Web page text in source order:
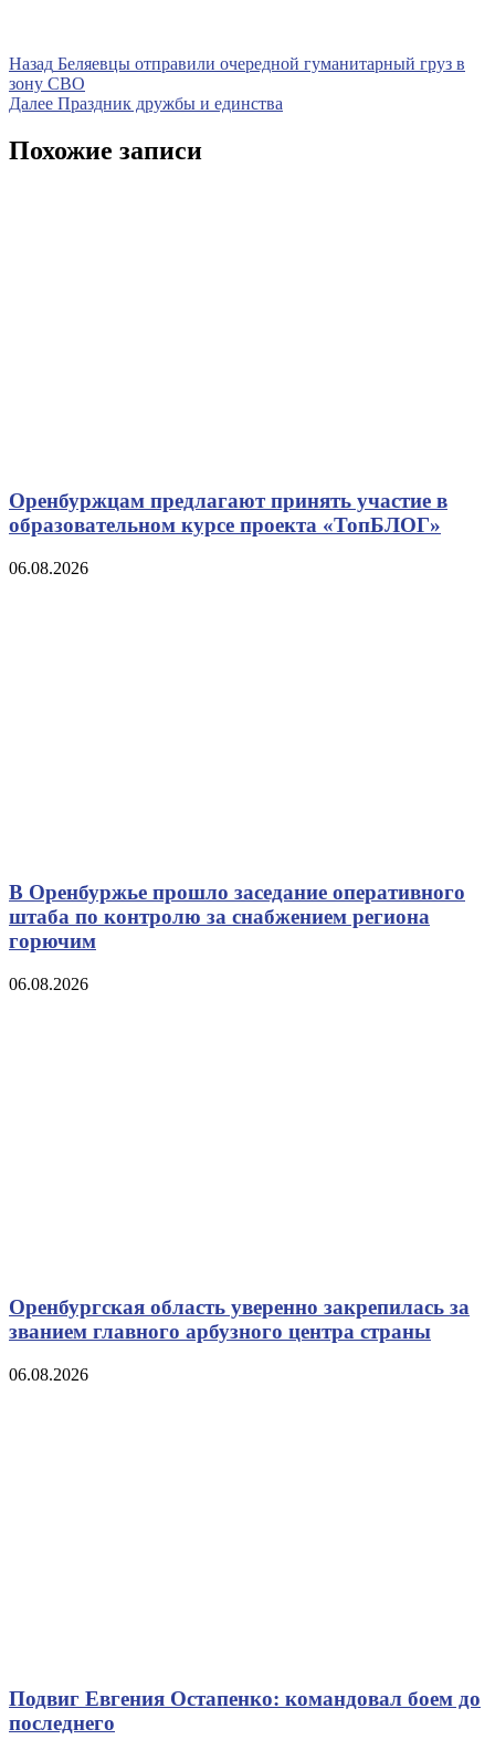
Навигация
по
Назад Предыдущая
запись
Беляевцы отправили очередной гуманитарный груз в
зону СВО
Далее Следующая
Праздник дружбы и единства
Похожие записи
Оренбуржцам предлагают принять участие в
образовательном курсе проекта «ТопБЛОГ»
06.08.2026
В Оренбуржье прошло заседание оперативного
штаба по контролю за снабжением региона
горючим
06.08.2026
Оренбургская область уверенно закрепилась за
званием главного арбузного центра страны
06.08.2026
Подвиг Евгения Остапенко: командовал боем до
последнего